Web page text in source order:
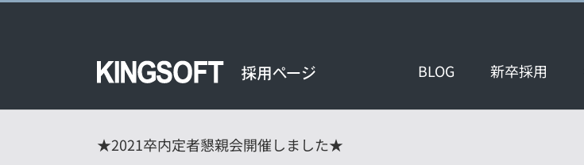
Skip
BLOG 新卒採用
★2021卒内定者懇親会開催しました★